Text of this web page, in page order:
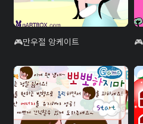
만우절 앙케이트